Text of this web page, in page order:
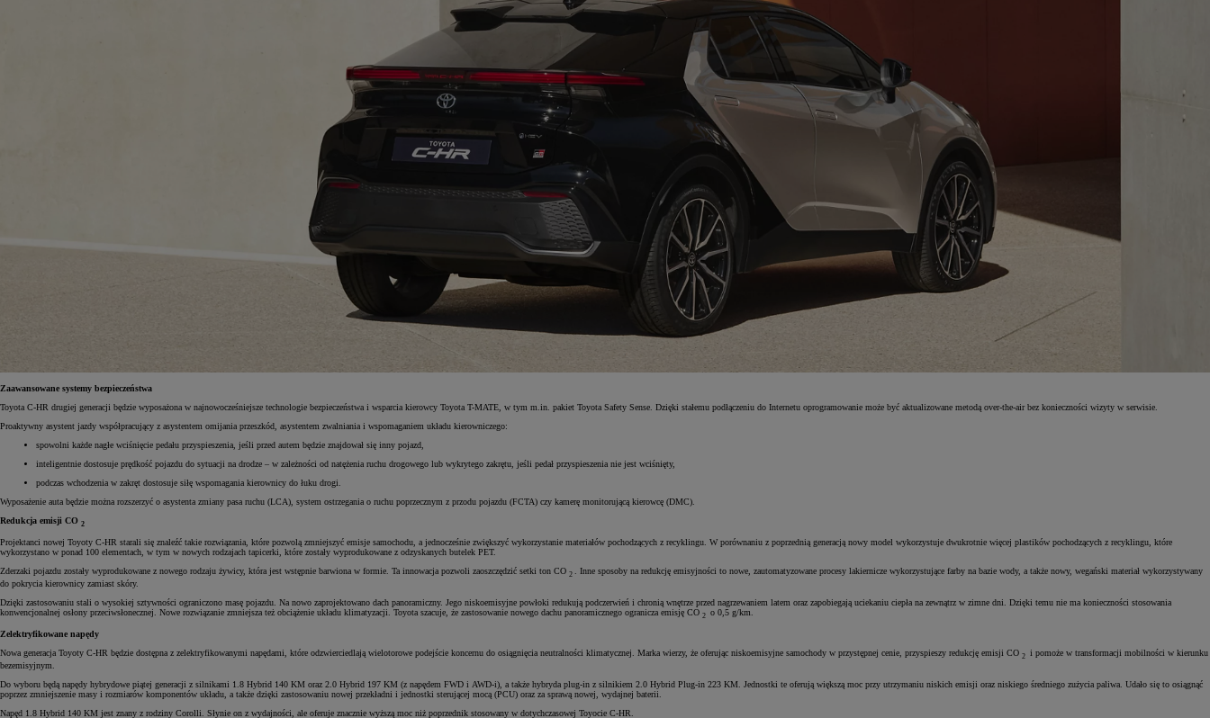
Od105 300 zł
Corolla Hatchback
HYBRID
Zaawansowane systemy bezpieczeństwa
Toyota C-HR drugiej generacji będzie wyposażona w najnowocześniejsze technologie bezpieczeństwa i wsparcia kierowcy Toyota T-MATE, w tym m.in. pakiet Toyota Safety Sense. Dzięki stałemu podłączeniu do Internetu oprogramowanie może być aktualizowane metodą over-the-air bez konieczności wizyty w serwisie.
Proaktywny asystent jazdy współpracujący z asystentem omijania przeszkód, asystentem zwalniania i wspomaganiem układu kierowniczego:
spowolni każde nagłe wciśnięcie pedału przyspieszenia, jeśli przed autem będzie znajdował się inny pojazd,
inteligentnie dostosuje prędkość pojazdu do sytuacji na drodze – w zależności od natężenia ruchu drogowego lub wykrytego zakrętu, jeśli pedał przyspieszenia nie jest wciśnięty,
podczas wchodzenia w zakręt dostosuje siłę wspomagania kierownicy do łuku drogi.
Wyposażenie auta będzie można rozszerzyć o asystenta zmiany pasa ruchu (LCA), system ostrzegania o ruchu poprzecznym z przodu pojazdu (FCTA) czy kamerę monitorującą kierowcę (DMC).
Redukcja emisji CO 2
Projektanci nowej Toyoty C-HR starali się znaleźć takie rozwiązania, które pozwolą zmniejszyć emisje samochodu, a jednocześnie zwiększyć wykorzystanie materiałów pochodzących z recyklingu. W porównaniu z poprzednią generacją nowy model wykorzystuje dwukrotnie więcej plastików pochodzących z recyklingu, które
wykorzystano w ponad 100 elementach, w tym w nowych rodzajach tapicerki, które zostały wyprodukowane z odzyskanych butelek PET.
Zderzaki pojazdu zostały wyprodukowane z nowego rodzaju żywicy, która jest wstępnie barwiona w formie. Ta innowacja pozwoli zaoszczędzić setki ton CO 2 . Inne sposoby na redukcję emisyjności to nowe, zautomatyzowane procesy lakiernicze wykorzystujące farby na bazie wody, a także nowy, wegański materiał wykorzystywany
do pokrycia kierownicy zamiast skóry.
Dzięki zastosowaniu stali o wysokiej sztywności ograniczono masę pojazdu. Na nowo zaprojektowano dach panoramiczny. Jego niskoemisyjne powłoki redukują podczerwień i chronią wnętrze przed nagrzewaniem latem oraz zapobiegają uciekaniu ciepła na zewnątrz w zimne dni. Dzięki temu nie ma konieczności stosowania
konwencjonalnej osłony przeciwsłonecznej. Nowe rozwiązanie zmniejsza też obciążenie układu klimatyzacji. Toyota szacuje, że zastosowanie nowego dachu panoramicznego ogranicza emisję CO 2 o 0,5 g/km.
Zelektryfikowane napędy
Nowa generacja Toyoty C-HR będzie dostępna z zelektryfikowanymi napędami, które odzwierciedlają wielotorowe podejście koncernu do osiągnięcia neutralności klimatycznej. Marka wierzy, że oferując niskoemisyjne samochody w przystępnej cenie, przyspieszy redukcję emisji CO 2 i pomoże w transformacji mobilności w kierunku
bezemisyjnym.
Do wyboru będą napędy hybrydowe piątej generacji z silnikami 1.8 Hybrid 140 KM oraz 2.0 Hybrid 197 KM (z napędem FWD i AWD-i), a także hybryda plug-in z silnikiem 2.0 Hybrid Plug-in 223 KM. Jednostki te oferują większą moc przy utrzymaniu niskich emisji oraz niskiego średniego zużycia paliwa. Udało się to osiągnąć
poprzez zmniejszenie masy i rozmiarów komponentów układu, a także dzięki zastosowaniu nowej przekładni i jednostki sterującej mocą (PCU) oraz za sprawą nowej, wydajnej baterii.
Napęd 1.8 Hybrid 140 KM jest znany z rodziny Corolli. Słynie on z wydajności, ale oferuje znacznie wyższą moc niż poprzednik stosowany w dotychczasowej Toyocie C-HR.